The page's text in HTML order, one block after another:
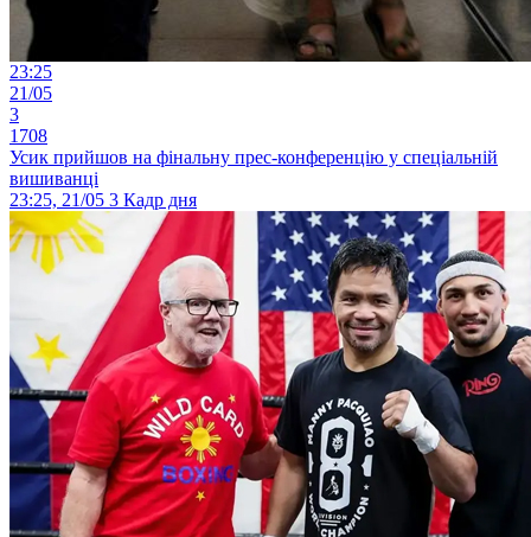
23:25
21/05
3
1708
Усик прийшов на фінальну прес-конференцію у спеціальній
вишиванці
23:25, 21/05 3 Кадр дня